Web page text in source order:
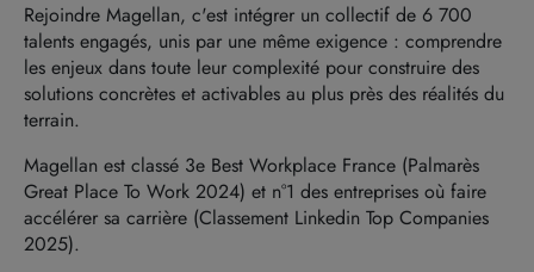
Rejoindre Magellan, c'est intégrer un collectif de 6 700
talents engagés, unis par une même exigence : comprendre
les enjeux dans toute leur complexité pour construire des
solutions concrètes et activables au plus près des réalités du
terrain.
Magellan est classé 3e Best Workplace France (Palmarès
Great Place To Work 2024) et n°1 des entreprises où faire
accélérer sa carrière (Classement Linkedin Top Companies
2025).